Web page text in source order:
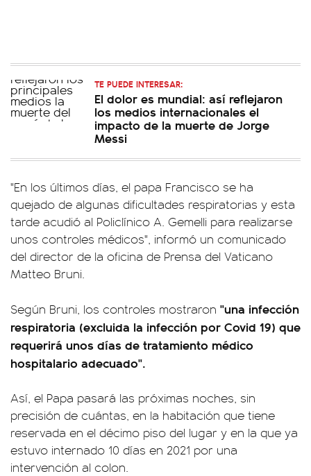
TE PUEDE INTERESAR:
El dolor es mundial: así reflejaron
los medios internacionales el
impacto de la muerte de Jorge
Messi
"En los últimos días, el papa Francisco se ha
quejado de algunas dificultades respiratorias y esta
tarde acudió al Policlínico A. Gemelli para realizarse
unos controles médicos", informó un comunicado
del director de la oficina de Prensa del Vaticano
Matteo Bruni.
Según Bruni, los controles mostraron "una infección
respiratoria (excluida la infección por Covid 19) que
requerirá unos días de tratamiento médico
hospitalario adecuado".
Así, el Papa pasará las próximas noches, sin
precisión de cuántas, en la habitación que tiene
reservada en el décimo piso del lugar y en la que ya
estuvo internado 10 días en 2021 por una
intervención al colon.